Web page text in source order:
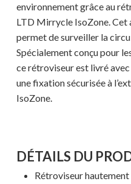
environnement grâce au
LTD Mirrycle IsoZone. Cet
permet de surveiller la
Spécialement conçu pour
ce rétroviseur est livré
une fixation sécurisée à
IsoZone.
DÉTAILS DU
Rétroviseur